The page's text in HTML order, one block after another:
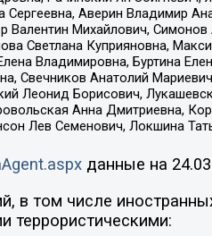
Сергеевна, Аверин Владимир
Михайлович,
Светлана Куприяновна,
Владимировна, Буртина
Свечников Анатолий
Леонид Борисович,
Анна Дмитриевна,
Лев Семенович, Локшина
данные на
в том числе
террористическими: